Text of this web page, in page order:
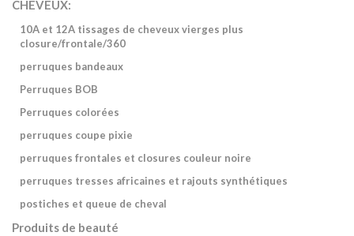
CHEVEUX:
10A et 12A tissages de cheveux vierges plus
closure/frontale/360
perruques bandeaux
Perruques BOB
Perruques colorées
perruques coupe pixie
perruques frontales et closures couleur noire
perruques tresses africaines et rajouts synthétiques
postiches et queue de cheval
Produits de beauté